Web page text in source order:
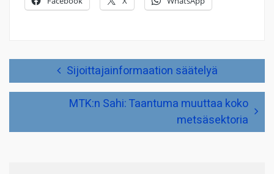
Sijoittajainformaation säätelyä
MTK:n Sahi: Taantuma muuttaa koko
metsäsektoria